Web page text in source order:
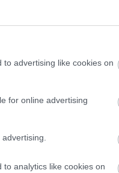
advertising like cookies on
for online advertising
analytics like cookies on